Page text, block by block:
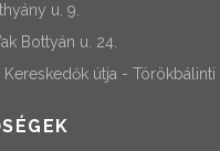
u. 9.
Bottyán u. 24.
útja - Törökbálinti